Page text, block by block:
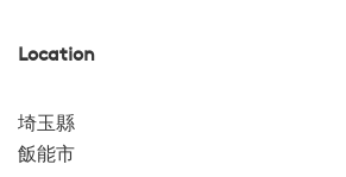
Location
埼玉縣
飯能市